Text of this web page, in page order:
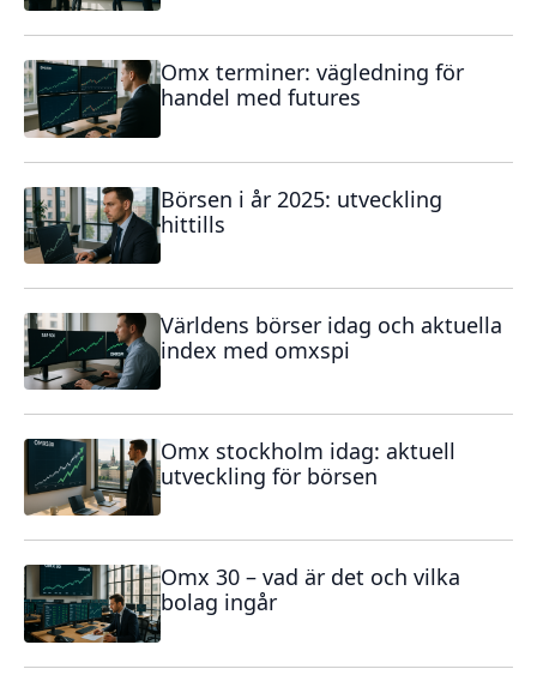
Omx terminer: vägledning för
handel med futures
Börsen i år 2025: utveckling
hittills
Världens börser idag och aktuella
index med omxspi
Omx stockholm idag: aktuell
utveckling för börsen
Omx 30 – vad är det och vilka
bolag ingår